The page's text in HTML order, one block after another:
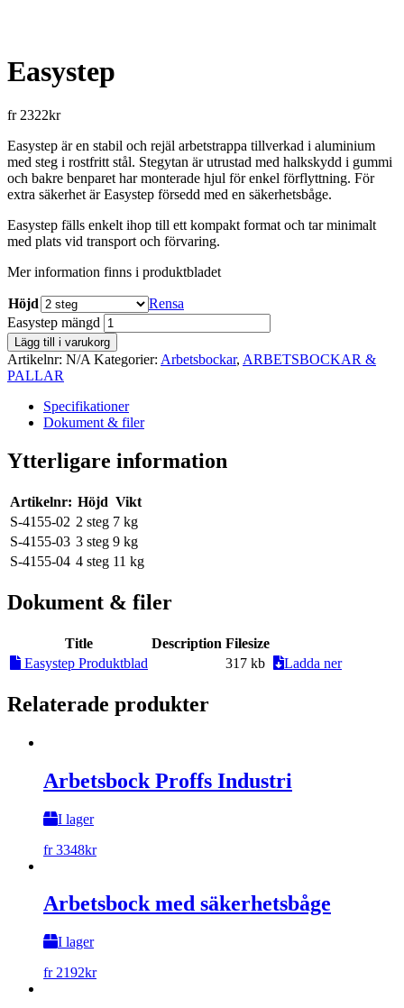
Easystep
fr 2322kr
Easystep är en stabil och rejäl arbetstrappa tillverkad i aluminium
med steg i rostfritt stål. Stegytan är utrustad med halkskydd i gummi
och bakre benparet har monterade hjul för enkel förflyttning. För
extra säkerhet är Easystep försedd med en säkerhetsbåge.
Easystep fälls enkelt ihop till ett kompakt format och tar minimalt
med plats vid transport och förvaring.
Mer information finns i produktbladet
Höjd
Rensa
Easystep mängd
Lägg till i varukorg
Artikelnr: N/A Kategorier: Arbetsbockar, ARBETSBOCKAR &
PALLAR
Specifikationer
Dokument & filer
Ytterligare information
Artikelnr: Höjd Vikt
S-4155-02 2 steg 7 kg
S-4155-03 3 steg 9 kg
S-4155-04 4 steg 11 kg
Dokument & filer
Title Description Filesize
Easystep Produktblad
317 kb Ladda ner
Relaterade produkter
Arbetsbock Proffs Industri
I lager
fr3348kr
Arbetsbock med säkerhetsbåge
I lager
fr 2192kr